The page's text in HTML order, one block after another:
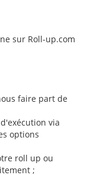
sur Roll-up.com
faire part de
via
options
roll up ou
;